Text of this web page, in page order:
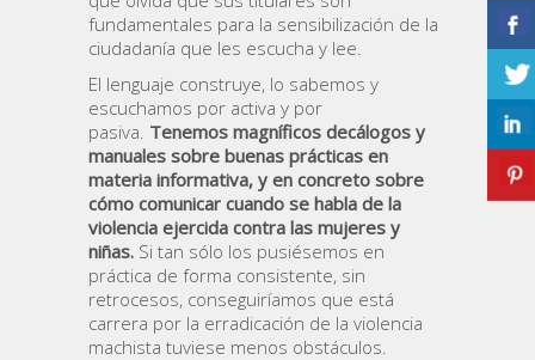
fundamentales para la sensibilización de la
ciudadanía que les escucha y lee.
El lenguaje construye, lo sabemos y
escuchamos por activa y por
pasiva. Tenemos magníficos decálogos y
manuales sobre buenas prácticas en
materia informativa, y en concreto sobre
cómo comunicar cuando se habla de la
violencia ejercida contra las mujeres y
niñas. Si tan sólo los pusiésemos en
práctica de forma consistente, sin
retrocesos, conseguiríamos que está
carrera por la erradicación de la violencia
machista tuviese menos obstáculos.